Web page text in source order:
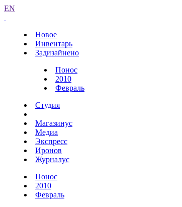
EN
Новое
Инвентарь
Задизайнено
Понос
2010
Февраль
Студия
Магазинус
Медиа
Экспресс
Иронов
Журналус
Понос
2010
Февраль